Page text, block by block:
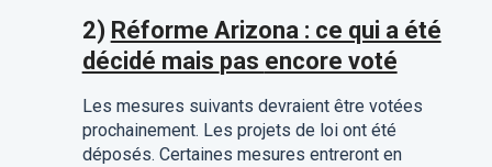
2) Réforme Arizona : ce qui a été
décidé mais pas encore voté
Les mesures suivants devraient être votées
prochainement. Les projets de loi ont été
déposés. Certaines mesures entreront en